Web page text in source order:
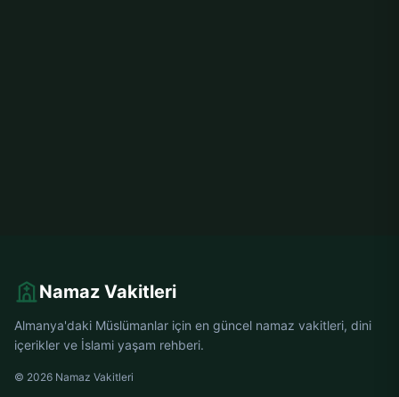
Namaz Vakitleri
Almanya'daki Müslümanlar için en güncel namaz vakitleri, dini
içerikler ve İslami yaşam rehberi.
© 2026 Namaz Vakitleri